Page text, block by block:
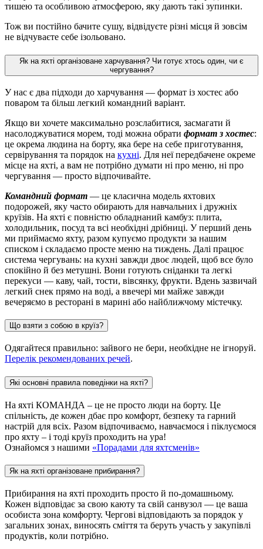
тишею та особливою атмосферою, яку дають такі зупинки.
Тож ви постійно бачите сушу, відвідуєте різні місця й зовсім
не відчуваєте себе ізольовано.
Як на яхті організоване харчування? Чи готує хтось один, чи є
чергування?
У нас є два підходи до харчування — формат із хостес або
поваром та більш легкий командний варіант.
Якщо ви хочете максимально розслабитися, засмагати й
насолоджуватися морем, тоді можна обрати формат з хостес:
це окрема людина на борту, яка бере на себе приготування,
сервірування та порядок на кухні. Для неї передбачене окреме
місце на яхті, а вам не потрібно думати ні про меню, ні про
чергування — просто відпочивайте.
Командний формат — це класична модель яхтових
подорожей, яку часто обирають для навчальних і дружніх
круїзів. На яхті є повністю обладнаний камбуз: плита,
холодильник, посуд та всі необхідні дрібниці. У перший день
ми приймаємо яхту, разом купуємо продукти за нашим
списком і складаємо просте меню на тиждень. Далі працює
система чергувань: на кухні завжди двоє людей, щоб все було
спокійно й без метушні. Вони готують сніданки та легкі
перекуси — каву, чай, тости, вівсянку, фрукти. Вдень зазвичай
легкий снек прямо на воді, а ввечері ми майже завжди
вечеряємо в ресторані в марині або найближчому містечку.
Що взяти з собою в круїз?
Одягайтеся правильно: зайвого не бери, необхідне не ігноруй.
Перелік рекомендованих речей.
Які основні правила поведінки на яхті?
На яхті КОМАНДА – це не просто люди на борту. Це
спільність, де кожен дбає про комфорт, безпеку та гарний
настрій для всіх. Разом відпочиваємо, навчаємося і піклуємося
про яхту – і тоді круїз проходить на ура!
Ознайомся з нашими «Порадами для яхтсменів»
Як на яхті організоване прибирання?
Прибирання на яхті проходить просто й по-домашньому.
Кожен відповідає за свою каюту та свій санвузол — це ваша
особиста зона комфорту. Чергові відповідають за порядок у
загальних зонах, виносять сміття та беруть участь у закупівлі
продуктів, коли потрібно.